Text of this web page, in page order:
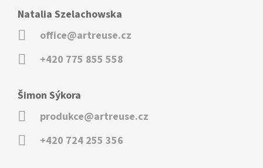
Natalia Szelachowska
office@artreuse.cz
+420 775 855 558
Šimon Sýkora
produkce@artreuse.cz
+420 724 255 356